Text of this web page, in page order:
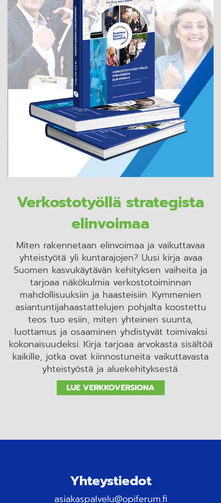
Verkostotyöllä strategista
elinvoimaa
Miten rakennetaan elinvoimaa ja vaikuttavaa
yhteistyötä yli kuntarajojen? Uusi kirja avaa
Suomen kasvukäytävän kehityksen vaiheita ja
tarjoaa näkökulmia verkostotoiminnan
mahdollisuuksiin ja haasteisiin. Kymmenien
asiantuntijahaastattelujen pohjalta koostettu
teos tuo esiin, miten yhteinen suunta,
luottamus ja osaaminen yhdistyvät toimivaksi
kokonaisuudeksi. Kirja tarjoaa arvokasta sisältöä
kaikille, jotka ovat kiinnostuneita vaikuttavasta
yhteistyöstä ja aluekehityksestä.
LUE VERKKOVERSIONA
Yhteystiedot
asiakaspalvelu@opiferum.fi